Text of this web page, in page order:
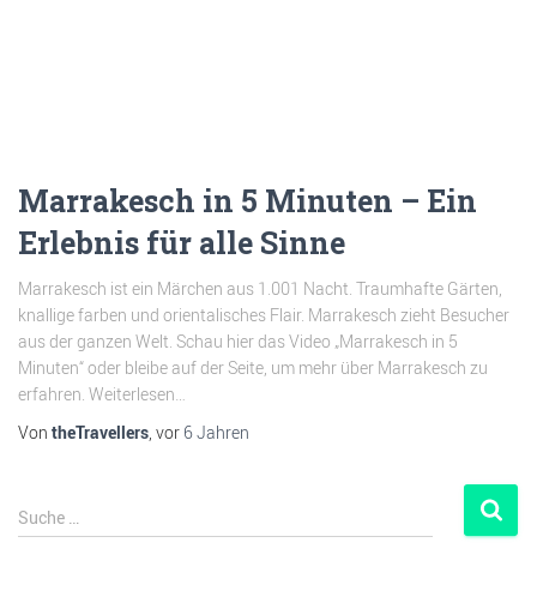
Marrakesch in 5 Minuten – Ein
Erlebnis für alle Sinne
Marrakesch ist ein Märchen aus 1.001 Nacht. Traumhafte Gärten,
knallige farben und orientalisches Flair. Marrakesch zieht Besucher
aus der ganzen Welt. Schau hier das Video „Marrakesch in 5
Minuten“ oder bleibe auf der Seite, um mehr über Marrakesch zu
erfahren. Weiterlesen…
Von theTravellers , vor 6 Jahren
Suche …